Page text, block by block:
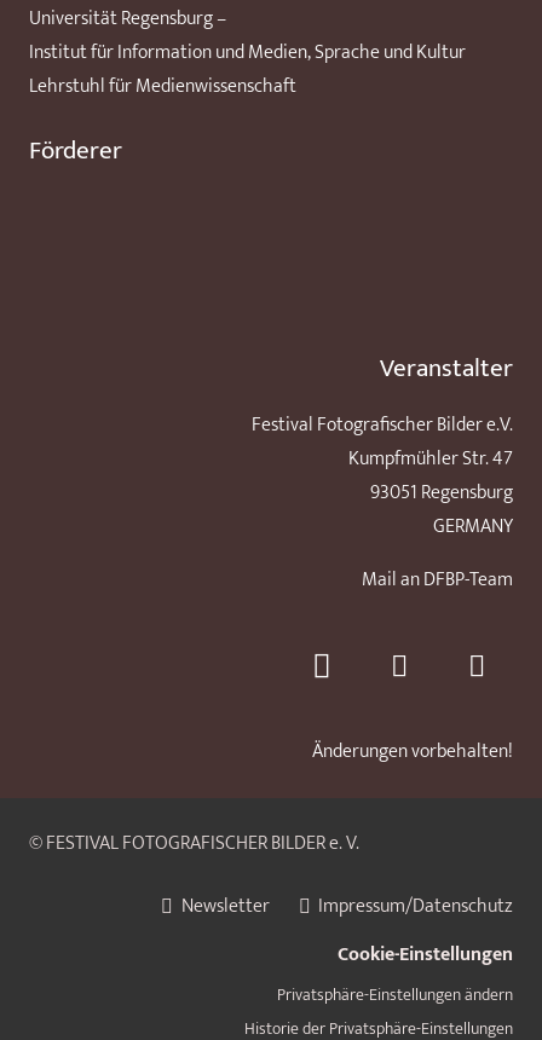
Universität Regensburg –
Institut für Information und Medien, Sprache und Kultur
Lehrstuhl für Medienwissenschaft
Förderer
Veranstalter
Festival Fotografischer Bilder e.V.
Kumpfmühler Str. 47
93051 Regensburg
GERMANY
Mail an DFBP-Team
Änderungen vorbehalten!
© FESTIVAL FOTOGRAFISCHER BILDER e. V.
Newsletter
Impressum/Datenschutz
Cookie-Einstellungen
Privatsphäre-Einstellungen ändern
Historie der Privatsphäre-Einstellungen